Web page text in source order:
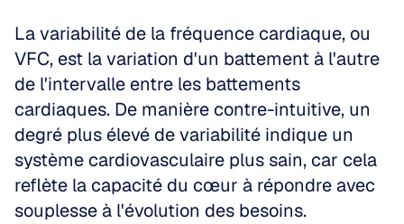
La variabilité de la fréquence cardiaque, ou
VFC, est la variation d'un battement à l'autre
de l'intervalle entre les battements
cardiaques. De manière contre-intuitive, un
degré plus élevé de variabilité indique un
système cardiovasculaire plus sain, car cela
reflète la capacité du cœur à répondre avec
souplesse à l'évolution des besoins.